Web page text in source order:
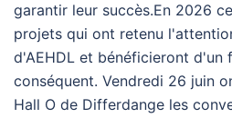
garantir leur succès.En 2026
projets qui ont retenu
d'AEHDL et bénéficieront d'un
conséquent. Vendredi 26 juin
Hall O de Differdange les